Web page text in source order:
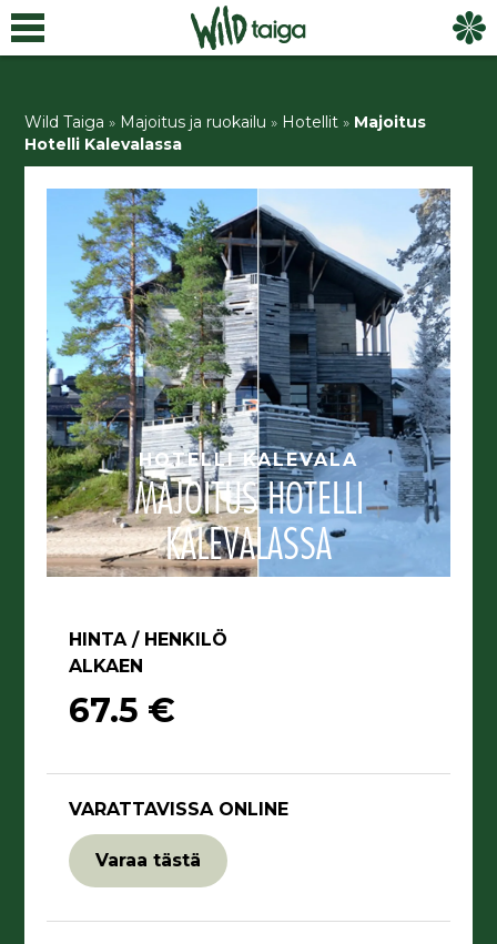
Wild Taiga » Majoitus ja ruokailu » Hotellit » Majoitus
Hotelli Kalevalassa
HOTELLI KALEVALA
MAJOITUS HOTELLI
KALEVALASSA
HINTA / HENKILÖ
ALKAEN
67.5 €
VARATTAVISSA ONLINE
Varaa tästä